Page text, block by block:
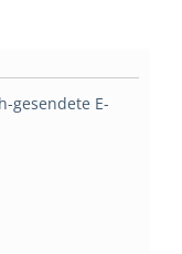
gesendete E-